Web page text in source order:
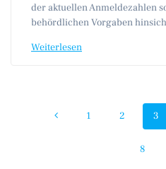
der aktuellen Anmeldezahlen
behördlichen Vorgaben
Weiterlesen
Seite
1 Seite
2 3
Seite
8